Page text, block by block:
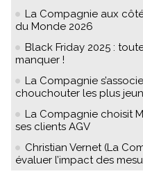
La Compagnie aux
du Monde 2026
Black Friday 2025 :
manquer !
La Compagnie
chouchouter les plus
La Compagnie choisit
ses clients AGV
Christian Vernet (La
évaluer l’impact des